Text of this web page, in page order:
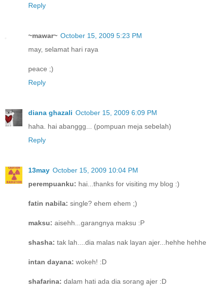
Reply
~mawar~ October 15, 2009 5:23 PM
may, selamat hari raya
peace ;)
Reply
diana ghazali October 15, 2009 6:09 PM
haha. hai abanggg... (pompuan meja sebelah)
Reply
13may October 15, 2009 10:04 PM
perempuanku: hai...thanks for visiting my blog :)
fatin nabila: single? ehem ehem ;)
maksu: aisehh...garangnya maksu :P
shasha: tak lah....dia malas nak layan ajer...hehhe hehhe
intan dayana: wokeh! :D
shafarina: dalam hati ada dia sorang ajer :D